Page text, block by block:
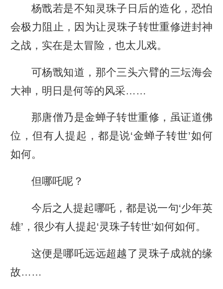
杨戬若是不知灵珠子日后的造化，恐怕
会极力阻止，因为让灵珠子转世重修进封神
之战，实在是太冒险，也太儿戏。
可杨戬知道，那个三头六臂的三坛海会
大神，明日是何等的风采……
那唐僧乃是金蝉子转世重修，虽证道佛
位，但有人提起，都是说‘金蝉子转世’如何
如何。
但哪吒呢？
今后之人提起哪吒，都是说一句‘少年英
雄’，很少有人提起‘灵珠子转世’如何如何。
这便是哪吒远远超越了灵珠子成就的缘
故……